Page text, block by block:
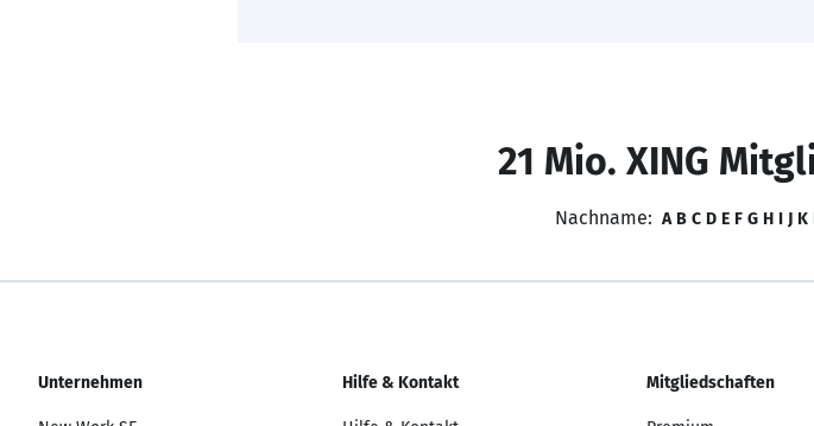
21 Mio. XING
Nachname: A B C D E F G H I J K
Unternehmen Hilfe & Kontakt Mitgliedschaften